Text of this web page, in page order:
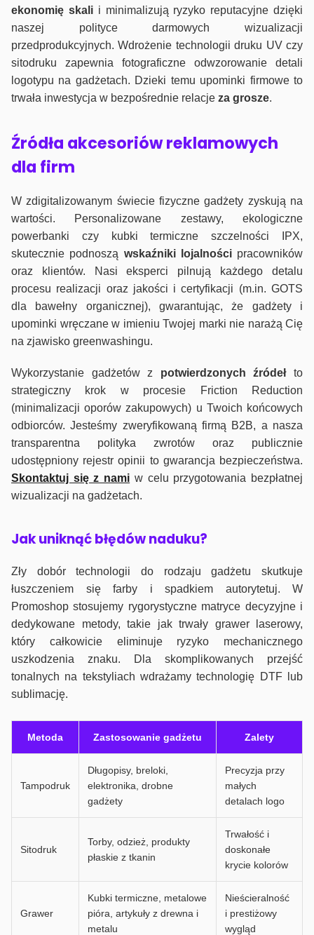
ekonomię skalii minimalizują ryzyko reputacyjne dzięki
naszej polityce darmowych wizualizacji
przedprodukcyjnych. Wdrożenie technologii druku UV czy
sitodruku zapewnia fotograficzne odwzorowanie detali
logotypu na gadżetach. Dzieki temu upominki firmowe to
trwała inwestycja w bezpośrednie relacje za grosze.
Źródła akcesoriów reklamowych
dla firm
W zdigitalizowanym świecie fizyczne gadżety zyskują na
wartości. Personalizowane zestawy, ekologiczne
powerbanki czy kubki termiczne szczelności IPX,
skutecznie podnoszą wskaźniki lojalnościpracowników
oraz klientów. Nasi eksperci pilnują każdego detalu
procesu realizacji oraz jakości i certyfikacji (m.in. GOTS
dla bawełny organicznej), gwarantując, że gadżety i
upominki wręczane w imieniu Twojej marki nie narażą Cię
na zjawisko greenwashingu.
Wykorzystanie gadżetów z potwierdzonych źródełto
strategiczny krok w procesie Friction Reduction
(minimalizacji oporów zakupowych) u Twoich końcowych
odbiorców. Jesteśmy zweryfikowaną firmą B2B, a nasza
transparentna polityka zwrotów oraz publicznie
udostępniony rejestr opinii to gwarancja bezpieczeństwa.
Skontaktuj się z nami w celu przygotowania bezpłatnej
wizualizacji na gadżetach.
Jak uniknąć błędów naduku?
Zły dobór technologii do rodzaju gadżetu skutkuje
łuszczeniem się farby i spadkiem autorytetuj. W
Promoshop stosujemy rygorystyczne matryce decyzyjne i
dedykowane metody, takie jak trwały grawer laserowy,
który całkowicie eliminuje ryzyko mechanicznego
uszkodzenia znaku. Dla skomplikowanych przejść
tonalnych na tekstyliach wdrażamy technologię DTF lub
sublimację.
Metoda Zastosowanie gadżetu Zalety
Tampodruk
Długopisy, breloki,
elektronika, drobne
gadżety
Precyzja przy
małych
detalach logo
Sitodruk
Torby, odzież, produkty
płaskie z tkanin
Trwałość i
doskonałe
krycie kolorów
Grawer
Kubki termiczne, metalowe
pióra, artykuły z drewna i
metalu
Nieścieralność
i prestiżowy
wygląd